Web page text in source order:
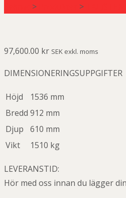
> >
97,600.00 kr SEK exkl. moms
DIMENSIONERINGSUPPGIFTER
Höjd
1536 mm
Bredd 912 mm
Djup
610 mm
Vikt
1510 kg
LEVERANSTID:
Hör med oss innan du lägger